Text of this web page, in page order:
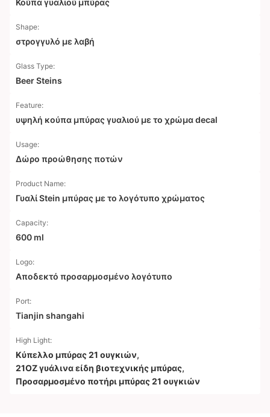
Κούπα γυαλιού μπύρας
Shape:
στρογγυλό με λαβή
Glass Type:
Beer Steins
Feature:
υψηλή κούπα μπύρας γυαλιού με το χρώμα decal
Usage:
Δώρο προώθησης ποτών
Product Name:
Γυαλί Stein μπύρας με το λογότυπο χρώματος
Capacity:
600 ml
Logo:
Αποδεκτό προσαρμοσμένο λογότυπο
Port:
Tianjin shangahi
High Light:
Κύπελλο μπύρας 21 ουγκιών,
21OZ γυάλινα είδη βιοτεχνικής μπύρας,
Προσαρμοσμένο ποτήρι μπύρας 21 ουγκιών